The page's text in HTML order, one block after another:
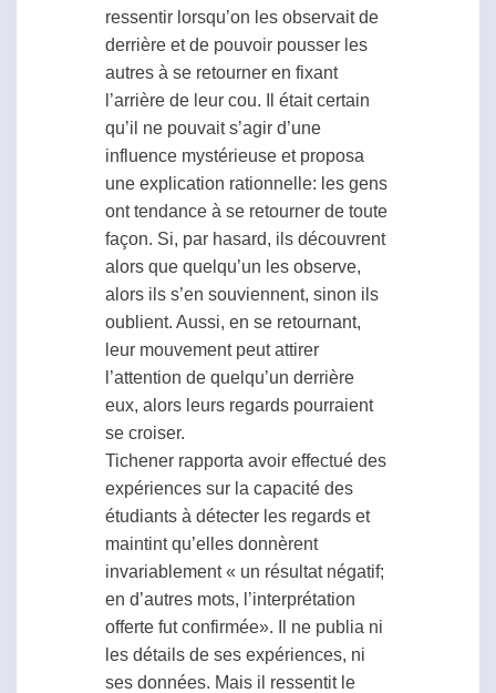
ressentir lorsqu’on les observait de
derrière et de pouvoir pousser les
autres à se retourner en fixant
l’arrière de leur cou. Il était certain
qu’il ne pouvait s’agir d’une
influence mystérieuse et proposa
une explication rationnelle: les gens
ont tendance à se retourner de toute
façon. Si, par hasard, ils découvrent
alors que quelqu’un les observe,
alors ils s’en souviennent, sinon ils
oublient. Aussi, en se retournant,
leur mouvement peut attirer
l’attention de quelqu’un derrière
eux, alors leurs regards pourraient
se croiser.
Tichener rapporta avoir effectué des
expériences sur la capacité des
étudiants à détecter les regards et
maintint qu’elles donnèrent
invariablement « un résultat négatif;
en d’autres mots, l’interprétation
offerte fut confirmée». Il ne publia ni
les détails de ses expériences, ni
ses données. Mais il ressentit le